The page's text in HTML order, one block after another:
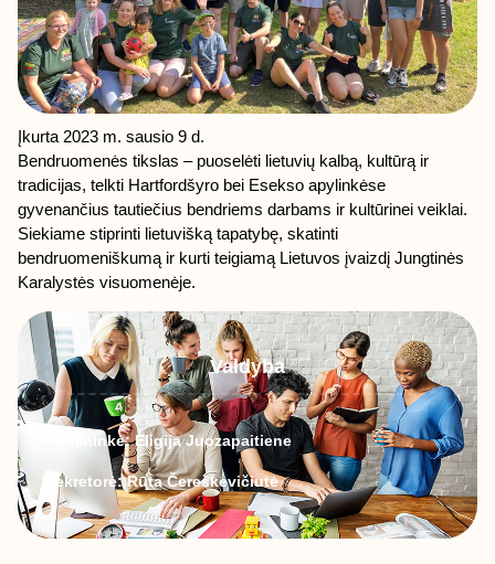
Įkurta 2023 m. sausio 9 d.
Bendruomenės tikslas – puoselėti lietuvių kalbą, kultūrą ir
tradicijas, telkti Hartfordšyro bei Esekso apylinkėse
gyvenančius tautiečius bendriems darbams ir kultūrinei veiklai.
Siekiame stiprinti lietuvišką tapatybę, skatinti
bendruomeniškumą ir kurti teigiamą Lietuvos įvaizdį Jungtinės
Karalystės visuomenėje.
Valdyba
Pirmininkė: Eligija Juozapaitiene
Sekretorė: Rūta Čereškevičiutė